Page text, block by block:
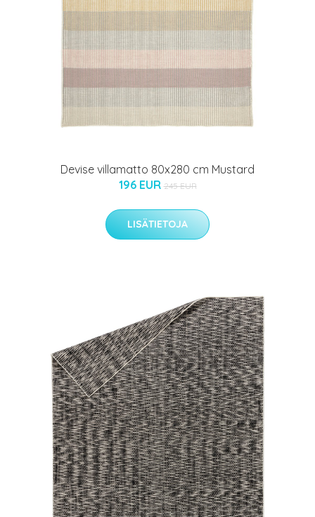
Devise villamatto 80x280 cm Mustard
196 EUR 245 EUR
LISÄTIETOJA